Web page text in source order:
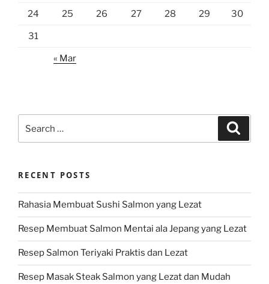
24 25 26 27 28 29 30
31
« Mar
for:
RECENT POSTS
Rahasia Membuat Sushi Salmon yang Lezat
Resep Membuat Salmon Mentai ala Jepang yang Lezat
Resep Salmon Teriyaki Praktis dan Lezat
Resep Masak Steak Salmon yang Lezat dan Mudah